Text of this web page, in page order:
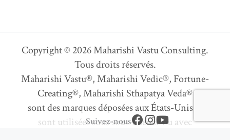
Suivez-nous FI Y
Copyright © 2026 Maharishi Vastu Consulting.
Tous droits réservés.
Maharishi Vastu®, Maharishi Vedic®, Fortune-
Creating®, Maharishi Sthapatya Veda®
sont des marques déposées aux États-Unis et
sont utilisées sous sous-licence ou avec